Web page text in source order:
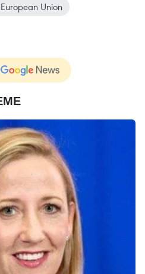
European Union